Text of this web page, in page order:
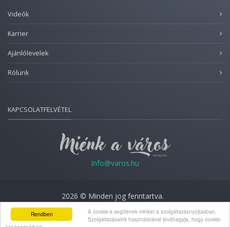
Rendben
A cookie-k segítenek minket a szolgáltatásnyújtásban.
Szolgáltatásaink használatával jóváhagyja, hogy cookie-
Videók
Karrier
Ajánlólevelek
Rólunk
KAPCSOLATFELVÉTEL
info@varos.hu
2026 © Minden jog fenntartva.
Adatkezelési nyilatkozat